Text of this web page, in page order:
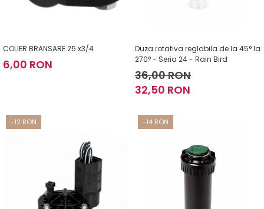
COLIER BRANSARE 25 x3/4
6,00 RON
Duza rotativa reglabila de la 45° la
270° - Seria 24 - Rain Bird
36,00 RON
32,50 RON
-12 RON -14 RON